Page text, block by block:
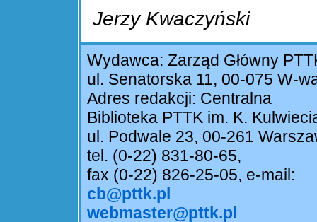
Jerzy Kwaczyński
Wydawca: Zarząd Główny
ul. Senatorska 11, 00-075 W-
Adres redakcji: Centralna
Biblioteka PTTK im. K.
ul. Podwale 23, 00-261
tel. (0-22) 831-80-65,
fax (0-22) 826-25-05, e-mail:
cb@pttk.pl
webmaster@pttk.pl